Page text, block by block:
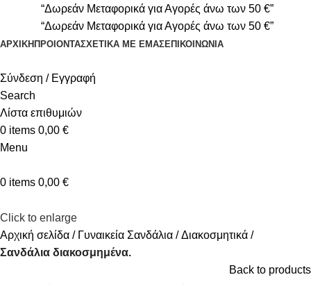
“Δωρεάν Μεταφορικά για Αγορές άνω των 50 €”
“Δωρεάν Μεταφορικά για Αγορές άνω των 50 €”
ΑΡΧΙΚΉ ΠΡΟΙΟΝΤΑΣΧΕΤΙΚΆ ΜΕ ΕΜΆΣΕΠΙΚΟΙΝΩΝΊΑ
Σύνδεση / Εγγραφή
Search
Λίστα επιθυμιών
0 items 0,00 €
Menu
0 items 0,00 €
Click to enlarge
Αρχική σελίδα
Γυναικεία Σανδάλια
Διακοσμητικά
Σανδάλια διακοσμημένα.
Back to products